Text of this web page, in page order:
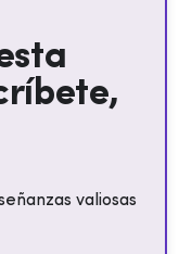
valiosas